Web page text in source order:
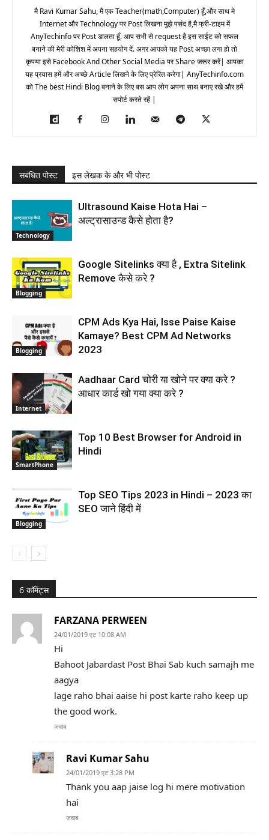
मै Ravi Kumar Sahu, मै एक Teacher(math,Computer) हूँ,और साथ मे
Internet और Technology पर Post लिखना मुझे पसंद है,मै फ्री-टाइम में
AnyTechinfo पर Post डालता हूँ. आप सभी से request है इस साईट को सफल
बनाने की मेरी कोशिश में अपना सहयोग दें. अगर आपको यह Post अच्छा लगा हो तो
कृपया इसे Facebook And Other Social Media पर Share जरूर करें| आपका
यह प्रयास हमें और अच्छे Article लिखने के लिए प्रेरित करेगा| AnyTechinfo.com
को The best Hindi Blog बनाने के लिए बस आप लोग अपना साथ बनाए रखे और हमें
सपोर्ट करते रहें |
सबंधित पोस्ट इस लेखक के और भी पोस्ट
Technology
Ultrasound Kaise Hota Hai –
अल्ट्रासाउन्ड कैसे होता है?
Blogging
Google Sitelinks क्या है , Extra Sitelink
Remove कैसे करे ?
Blogging
CPM Ads Kya Hai, Isse Paise Kaise
Kamaye? Best CPM Ad Networks
2023
Internet
Aadhaar Card चोरी या खोने पर क्या करे ?
आधार कार्ड खो गया क्या करे ?
SmartPhone
Top 10 Best Browser for Android in
Hindi
Blogging
Top SEO Tips 2023 in Hindi – 2023 का
SEO जाने हिंदी में
6 कॉमेंट्स
FARZANA PERWEEN
24/01/2019 एट 10:08 AM
Hi
Bahoot Jabardast Post Bhai Sab kuch samajh me
aagya
lage raho bhai aaise hi post karte raho keep up
the good work.
जवाब
Ravi Kumar Sahu
24/01/2019 एट 3:28 PM
Thank you aap jaise log hi mere motivation
hai
जवाब